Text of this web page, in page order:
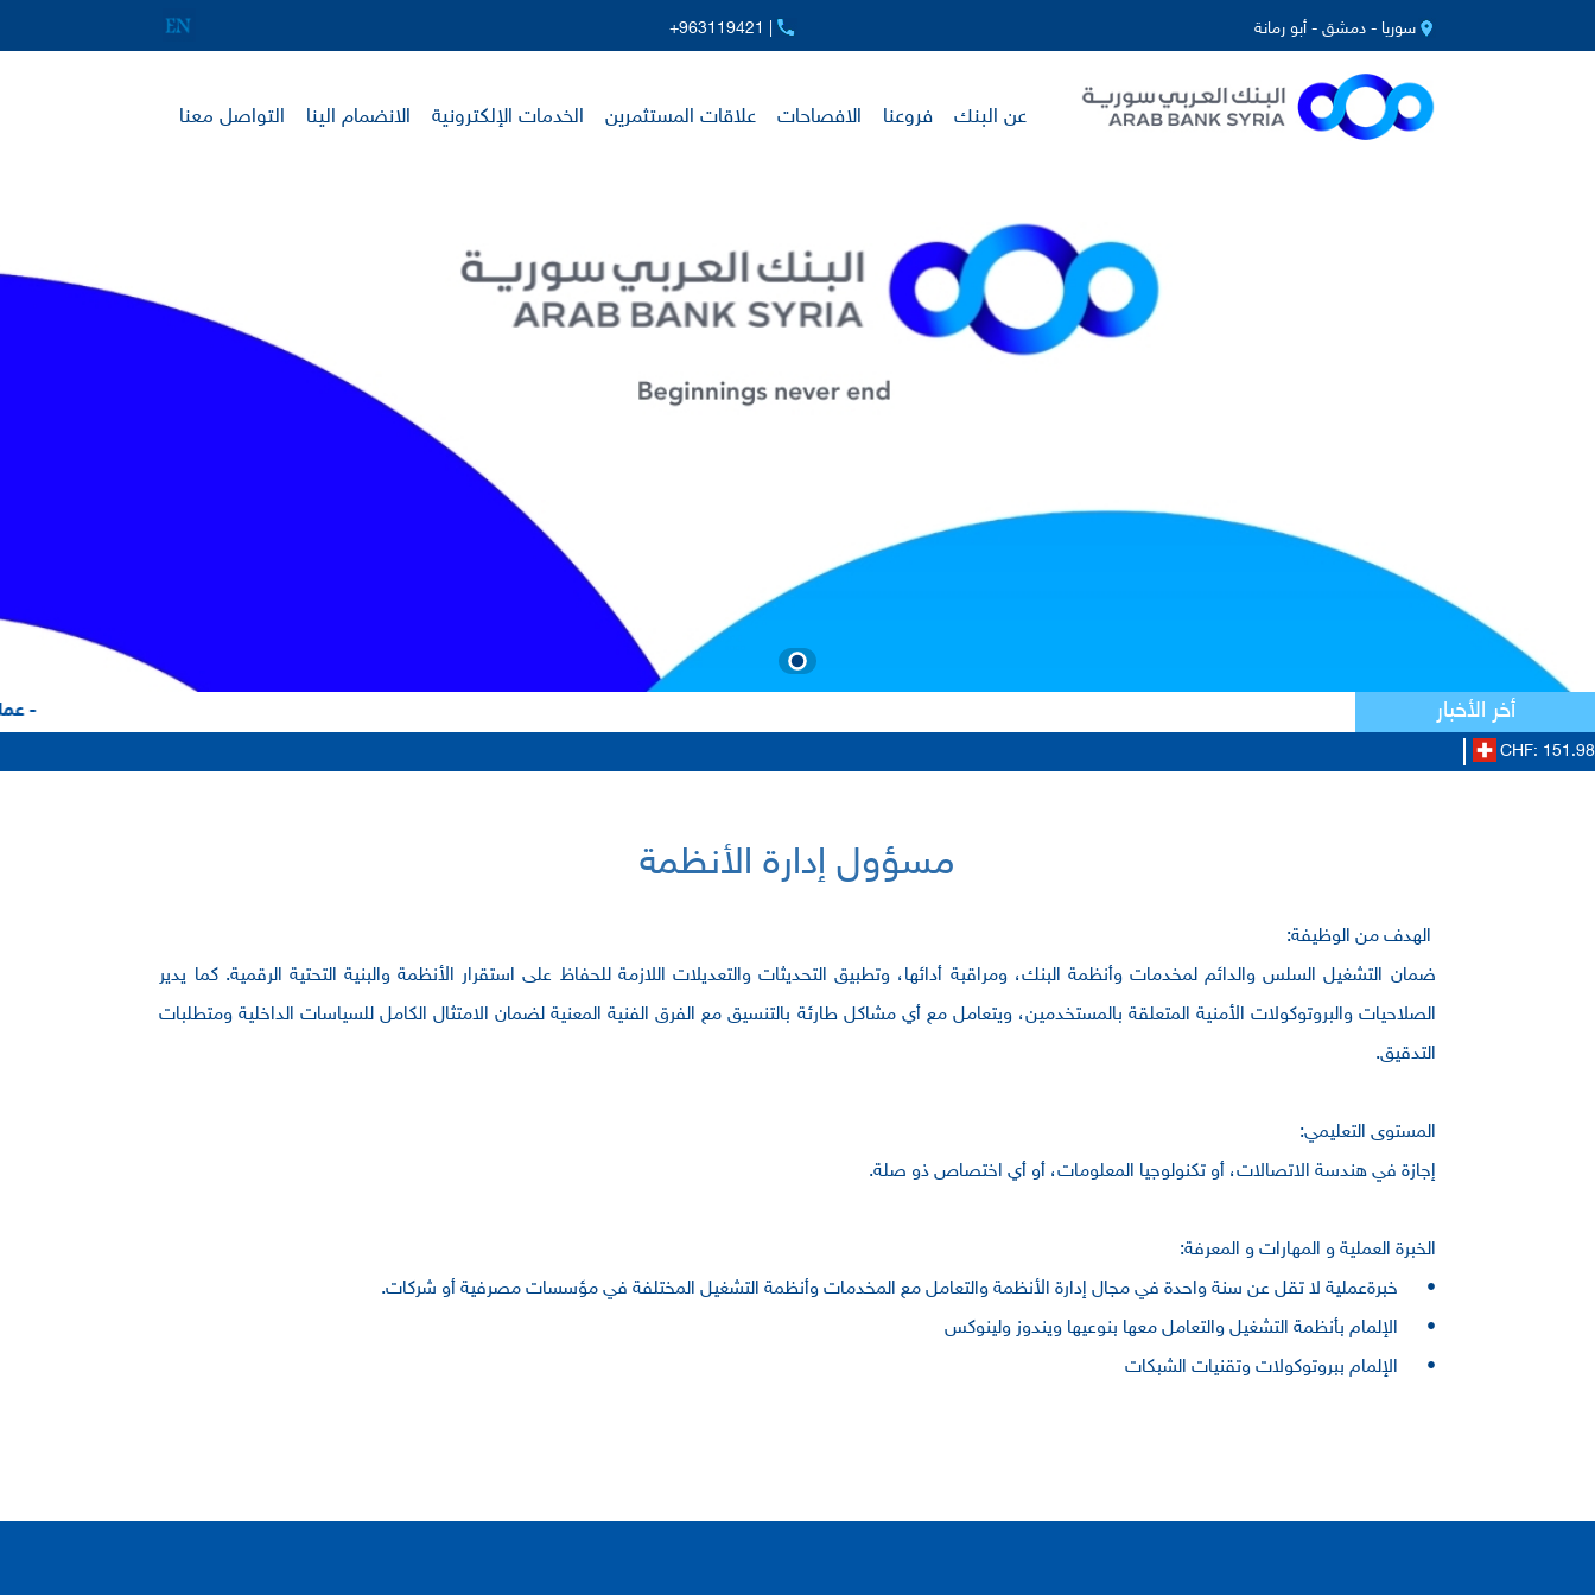
سوريا - دمشق - أبو رمانة +963119421 |
عن البنك فروعنا الافصاحات علاقات المستثمرين الخدمات الإلكترونية الانضمام الينا التواصل معنا
أخر الأخبار -
CHF:
مسؤول إدارة الأنظمة
الهدف من الوظيفة:
ضمان التشغيل السلس والدائم لمخدمات وأنظمة البنك، ومراقبة أدائها، وتطبيق التحديثات والتعديلات اللازمة للحفاظ على استقرار الأنظمة والبنية التحتية الرقمية. كما يدير
الصلاحيات والبروتوكولات الأمنية المتعلقة بالمستخدمين، ويتعامل مع أي مشاكل طارئة بالتنسيق مع الفرق الفنية المعنية لضمان الامتثال الكامل للسياسات الداخلية ومتطلبات
التدقيق.
المستوى التعليمي:
إجازة في هندسة الاتصالات، أو تكنولوجيا المعلومات، أو أي اختصاص ذو صلة.
الخبرة العملية و المهارات و المعرفة:
•
خبرةعملية لا تقل عن سنة واحدة في مجال إدارة الأنظمة والتعامل مع المخدمات وأنظمة التشغيل المختلفة في مؤسسات مصرفية أو شركات.
•
الإلمام بأنظمة التشغيل والتعامل معها بنوعيها ويندوز ولينوكس
•
الإلمام ببروتوكولات وتقنيات الشبكات